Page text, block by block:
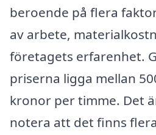
beroende på flera
av arbete,
företagets erfarenhet.
priserna ligga mellan
kronor per timme. Det
notera att det finns